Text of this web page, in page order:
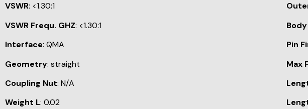
VSWR: <1.30:1
VSWR Frequ. GHZ: <1.30:1
Interface: QMA
Geometry: straight
Coupling Nut: N/A
Weight L: 0.02
Pin
Max